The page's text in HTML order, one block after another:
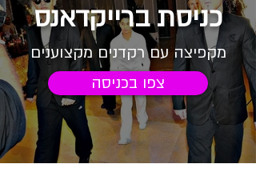
כניסת ברייקדאנס
מקפיצה עם רקדנים מקצוענים
צפו בכניסה